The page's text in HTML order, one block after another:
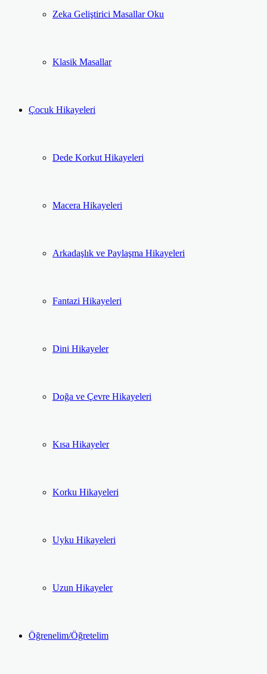
Zeka Geliştirici Masallar Oku
Klasik Masallar
Çocuk Hikayeleri
Dede Korkut Hikayeleri
Macera Hikayeleri
Arkadaşlık ve Paylaşma Hikayeleri
Fantazi Hikayeleri
Dini Hikayeler
Doğa ve Çevre Hikayeleri
Kısa Hikayeler
Korku Hikayeleri
Uyku Hikayeleri
Uzun Hikayeler
Öğrenelim/Öğretelim